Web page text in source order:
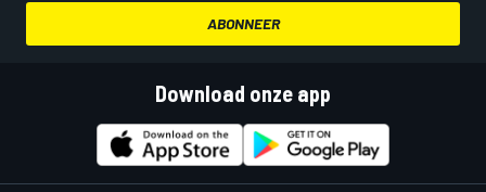
ABONNEER
Download onze app